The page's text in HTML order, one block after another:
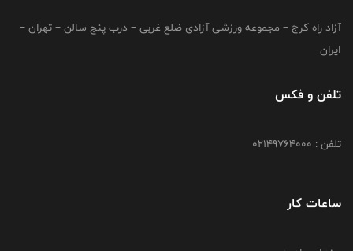
آزاد راه کرج – مجموعه ورزشی آزادی ضلع غربی – درب پنج سالن – تهران –
ایران
تلفن و فکس
تلفن : 02149764000
ساعات کار